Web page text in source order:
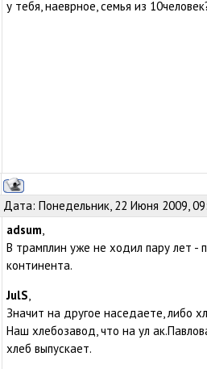
у тебя, наеврное, семья из
Дата: Понедельник, 22 Июня 2009,
adsum,
В трамплин уже не ходил пару лет
континента.
JulS,
Значит на другое наседаете, либо
Наш хлебозавод, что на ул
хлеб выпускает.